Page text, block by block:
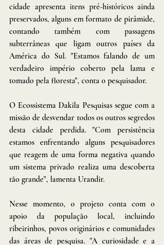
cidade apresenta itens pré-históricos ainda
preservados, alguns em formato de pirâmide,
contando também com passagens
subterrâneas que ligam outros países da
América do Sul. "Estamos falando de um
verdadeiro império coberto pela lama e
tomado pela floresta", conta o pesquisador.
O Ecossistema Dakila Pesquisas segue com a
missão de desvendar todos os outros segredos
desta cidade perdida. "Com persistência
estamos enfrentando alguns pesquisadores
que reagem de uma forma negativa quando
um sistema privado realiza uma descoberta
tão grande", lamenta Urandir.
Nesse momento, o projeto conta com o
apoio da população local, incluindo
ribeirinhos, povos originários e comunidades
das áreas de pesquisa. "A curiosidade e a